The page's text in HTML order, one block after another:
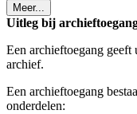
Meer...
Uitleg bij
Een archieftoegang geeft
archief.
Een archieftoegang
onderdelen: